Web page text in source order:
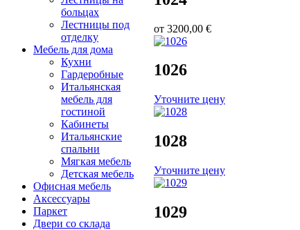
больцах
Лестницы под
отделку
Мебель для дома
Кухни
Гардеробные
Итальянская
мебель для
гостиной
Кабинеты
Итальянские
спальни
Мягкая мебель
Детская мебель
Офисная мебель
Аксессуары
Паркет
Двери со склада
от 3200,00 €
1026
Уточните цену
1028
Уточните цену
1029